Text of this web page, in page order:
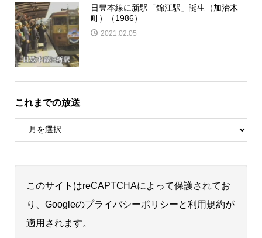
日豊本線に新駅「錦江駅」誕生（加治木
町）（1986）
2021.02.05
これまでの放送
このサイトはreCAPTCHAによって保護されてお
り、Googleのプライバシーポリシーと利用規約が
適用されます。